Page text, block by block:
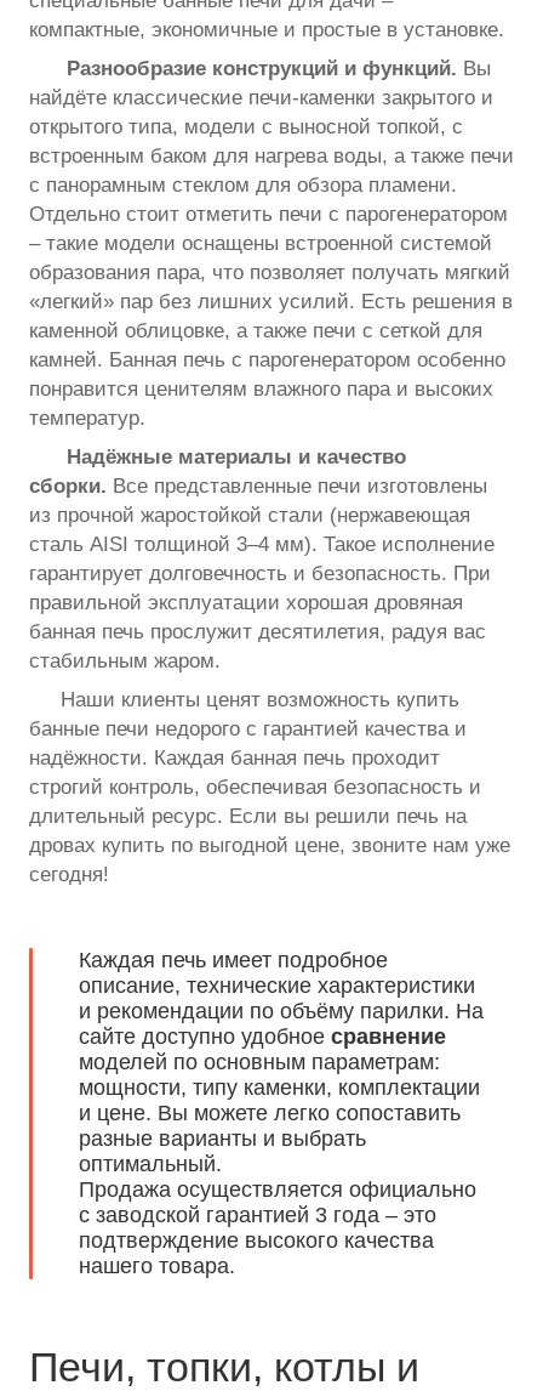
компактные, экономичные и простые в установке.
Разнообразие конструкций и функций. Вы
найдёте классические печи-каменки закрытого и
открытого типа, модели с выносной топкой, с
встроенным баком для нагрева воды, а также печи
с панорамным стеклом для обзора пламени.
Отдельно стоит отметить печи с парогенератором
– такие модели оснащены встроенной системой
образования пара, что позволяет получать мягкий
«легкий» пар без лишних усилий. Есть решения в
каменной облицовке, а также печи с сеткой для
камней. Банная печь с парогенератором особенно
понравится ценителям влажного пара и высоких
температур.
Надёжные материалы и качество
сборки. Все представленные печи изготовлены
из прочной жаростойкой стали (нержавеющая
сталь AISI толщиной 3–4 мм). Такое исполнение
гарантирует долговечность и безопасность. При
правильной эксплуатации хорошая дровяная
банная печь прослужит десятилетия, радуя вас
стабильным жаром.
Наши клиенты ценят возможность купить
банные печи недорого с гарантией качества и
надёжности. Каждая банная печь проходит
строгий контроль, обеспечивая безопасность и
длительный ресурс. Если вы решили печь на
дровах купить по выгодной цене, звоните нам уже
сегодня!
Каждая печь имеет подробное
описание, технические характеристики
и рекомендации по объёму парилки. На
сайте доступно удобное сравнение
моделей по основным параметрам:
мощности, типу каменки, комплектации
и цене. Вы можете легко сопоставить
разные варианты и выбрать
оптимальный.
Продажа осуществляется официально
с заводской гарантией 3 года – это
подтверждение высокого качества
нашего товара.
Печи, топки, котлы и